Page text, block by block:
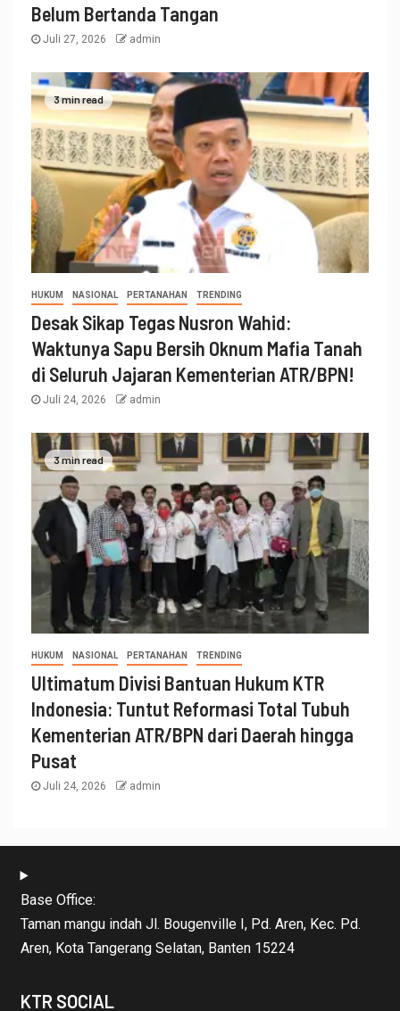
Belum Bertanda Tangan
Juli 27, 2026 admin
3 min read
HUKUM NASIONAL PERTANAHAN TRENDING
Desak Sikap Tegas Nusron Wahid:
Waktunya Sapu Bersih Oknum Mafia Tanah
di Seluruh Jajaran Kementerian ATR/BPN!
Juli 24, 2026 admin
3 min read
HUKUM NASIONAL PERTANAHAN TRENDING
Ultimatum Divisi Bantuan Hukum KTR
Indonesia: Tuntut Reformasi Total Tubuh
Kementerian ATR/BPN dari Daerah hingga
Pusat
Juli 24, 2026 admin
Base Office:
Taman mangu indah Jl. Bougenville I, Pd. Aren, Kec. Pd.
Aren, Kota Tangerang Selatan, Banten 15224
KTR SOCIAL